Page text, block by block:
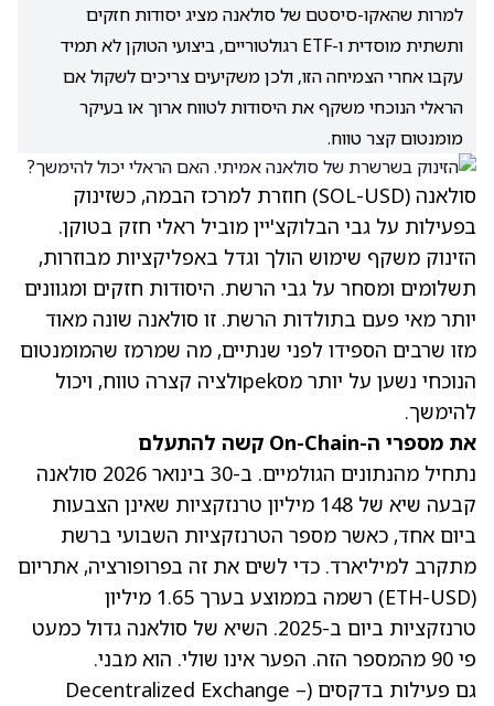
למרות שהאקו-סיסטם של סולאנה מציג יסודות חזקים
ותשתית מוסדית ו-ETF רגולטוריים, ביצועי הטוקן לא תמיד
עקבו אחרי הצמיחה הזו, ולכן משקיעים צריכים לשקול אם
הראלי הנוכחי משקף את היסודות לטווח ארוך או בעיקר
מומנטום קצר טווח.
סולאנה (SOL-USD) חוזרת למרכז הבמה, כשזינוק
בפעילות על גבי הבלוקצ'יין מוביל ראלי חזק בטוקן.
הזינוק משקף שימוש הולך וגדל באפליקציות מבוזרות,
תשלומים ומסחר על גבי הרשת. היסודות חזקים ומגוונים
יותר מאי פעם בתולדות הרשת. זו סולאנה שונה מאוד
מזו שרבים הספידו לפני שנתיים, מה שמרמז שהמומנטום
הנוכחי נשען על יותר מסpekולציה קצרה טווח, ויכול
להימשך.
את מספרי ה-On-Chain קשה להתעלם
נתחיל מהנתונים הגולמיים. ב-30 בינואר 2026 סולאנה
קבעה שיא של 148 מיליון טרנזקציות שאינן הצבעות
ביום אחד, כאשר מספר הטרנזקציות השבועי ברשת
מתקרב למיליארד. כדי לשים את זה בפרופורציה, אתריום
(ETH-USD) רשמה בממוצע בערך 1.65 מיליון
טרנזקציות ביום ב-2025. השיא של סולאנה גדול כמעט
פי 90 מהמספר הזה. הפער אינו שולי. הוא מבני.
גם פעילות בדקסים (Decentralized Exchange –